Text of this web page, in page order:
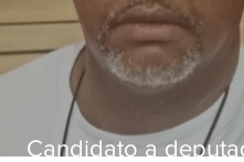
Candidato a